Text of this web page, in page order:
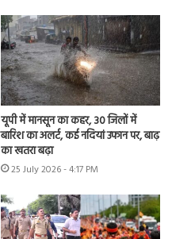
यूपी में मानसून का कहर, 30 जिलों में
बारिश का अलर्ट, कई नदियां उफान पर, बाढ़
का खतरा बढ़ा
25 July 2026 - 4:17 PM